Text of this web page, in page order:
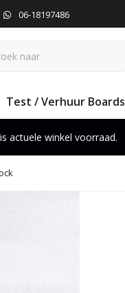
06-18197486
Test / Verhuur Boards
actuele winkel voorraad.